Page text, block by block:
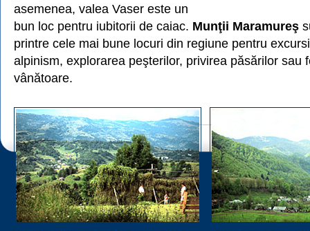
asemenea, valea Vaser este un
bun loc pentru iubitorii de caiac. Munţii Maramureş
printre cele mai bune locuri din regiune pentru
alpinism, explorarea peşterilor, privirea păsărilor sau
vânătoare.